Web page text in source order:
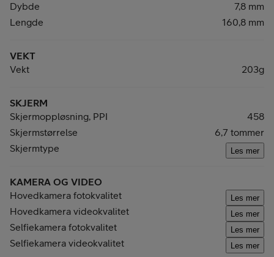
Dybde
7,8 mm
Lengde
160,8 mm
VEKT
Vekt
203g
SKJERM
Skjermoppløsning, PPI
458
Skjermstørrelse
6,7 tommer
Skjermtype
Les mer
KAMERA OG VIDEO
Hovedkamera fotokvalitet
Les mer
Hovedkamera videokvalitet Les mer
Selfiekamera fotokvalitet Les mer
Selfiekamera videokvalitet Les mer